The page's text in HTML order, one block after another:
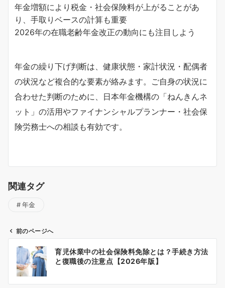
年金増額により税金・社会保険料が上がることがあ
り、手取りベースの計算も重要
2026年の在職老齢年金改正の動向にも注目しよう
年金の繰り下げ判断は、健康状態・家計状況・配偶者
の状況など複合的な要素が絡みます。ご自身の状況に
合わせた判断のために、日本年金機構の「ねんきんネ
ット」の活用やファイナンシャルプランナー・社会保
険労務士への相談も有効です。
関連タグ
年金
前のページへ
育児休業中の社会保険料免除とは？手続き方法
と復職後の注意点【2026年版】